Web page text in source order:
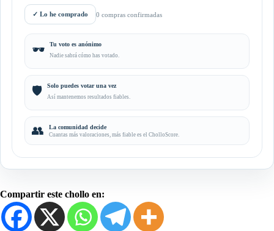
✓ Lo he comprado 0 compras confirmadas
🕶️ Tu voto es anónimo
Nadie sabrá cómo has votado.
🛡️ Solo puedes votar una vez
Así mantenemos resultados fiables.
👥 La comunidad decide
Cuantas más valoraciones, más fiable es el CholloScore.
Compartir este chollo en: